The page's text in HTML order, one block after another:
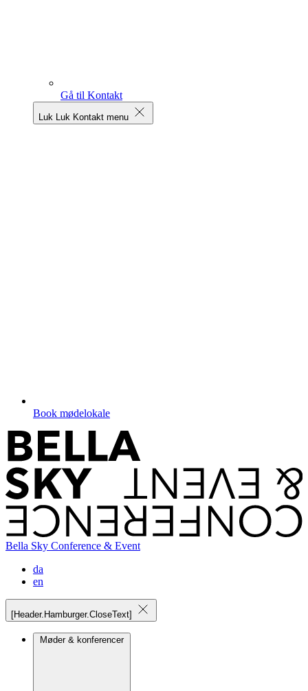
Gå til Kontakt
Luk Luk Kontakt menu
Book mødelokale
Bella Sky Conference & Event
da
en
[Header.Hamburger.CloseText]
Møder & konferencer